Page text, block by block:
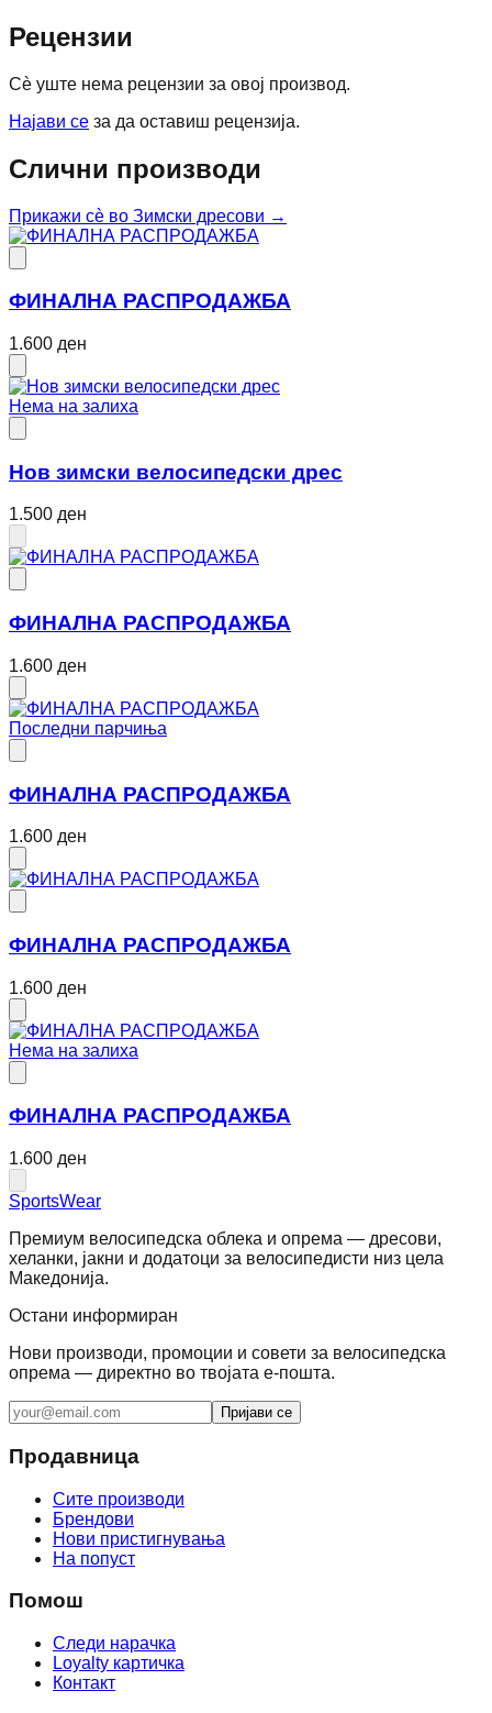
Рецензии
Сè уште нема рецензии за овој производ.
Најави се за да оставиш рецензија.
Слични производи
Прикажи сè во Зимски дресови →
ФИНАЛНА РАСПРОДАЖБА
1.600 ден
Нема на залиха
Нов зимски велосипедски дрес
1.500 ден
ФИНАЛНА РАСПРОДАЖБА
1.600 ден
Последни парчиња
ФИНАЛНА РАСПРОДАЖБА
1.600 ден
ФИНАЛНА РАСПРОДАЖБА
1.600 ден
Нема на залиха
ФИНАЛНА РАСПРОДАЖБА
1.600 ден
SportsWear
Премиум велосипедска облека и опрема — дресови,
хеланки, јакни и додатоци за велосипедисти низ цела
Македонија.
Остани информиран
Нови производи, промоции и совети за велосипедска
опрема — директно во твојата е-пошта.
Пријави се
Продавница
Сите производи
Брендови
Нови пристигнувања
На попуст
Помош
Следи нарачка
Loyalty картичка
Контакт